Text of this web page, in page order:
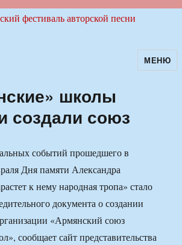
фестиваль авторскойМЕНЮ
школы
создали союз
событий прошедшего в
Дня памяти Александра
к нему народная тропа» стало
документа о создании
«Армянский союз
сообщает сайт представительства